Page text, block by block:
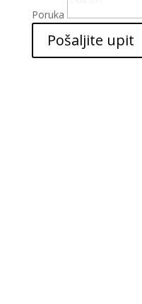
Poruka
Pošaljite upit